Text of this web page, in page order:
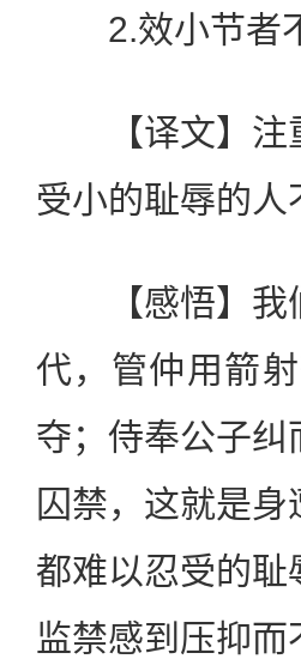
2.效小节者不
【译文】注重
受小的耻辱的
【感悟】我们
代，管仲用箭
夺；侍奉公子
囚禁，这就是
都难以忍受的
监禁感到压抑